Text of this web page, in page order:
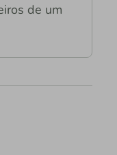
de um